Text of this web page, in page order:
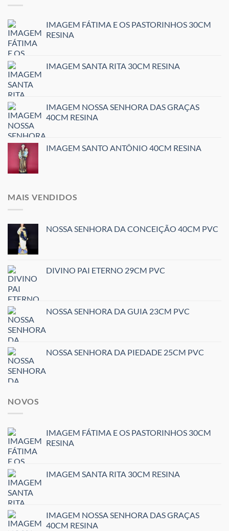
IMAGEM FÁTIMA E OS PASTORINHOS 30CM
RESINA
IMAGEM SANTA RITA 30CM RESINA
IMAGEM NOSSA SENHORA DAS GRAÇAS
40CM RESINA
IMAGEM SANTO ANTÔNIO 40CM RESINA
MAIS VENDIDOS
NOSSA SENHORA DA CONCEIÇÃO 40CM PVC
DIVINO PAI ETERNO 29CM PVC
NOSSA SENHORA DA GUIA 23CM PVC
NOSSA SENHORA DA PIEDADE 25CM PVC
NOVOS
IMAGEM FÁTIMA E OS PASTORINHOS 30CM
RESINA
IMAGEM SANTA RITA 30CM RESINA
IMAGEM NOSSA SENHORA DAS GRAÇAS
40CM RESINA